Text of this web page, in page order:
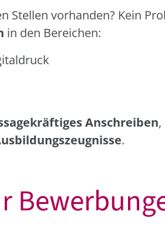
Stellen vorhanden? Kein
in den Bereichen:
Anschreiben
.